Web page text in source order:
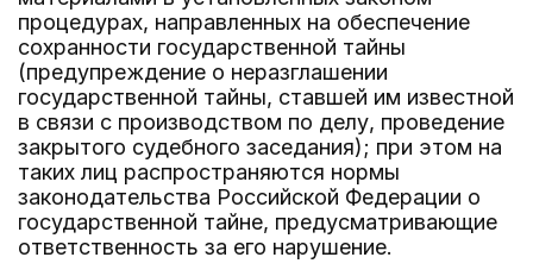
процедурах, направленных на обеспечение
сохранности государственной тайны
(предупреждение о неразглашении
государственной тайны, ставшей им известной
в связи с производством по делу, проведение
закрытого судебного заседания); при этом на
таких лиц распространяются нормы
законодательства Российской Федерации о
государственной тайне, предусматривающие
ответственность за его нарушение.